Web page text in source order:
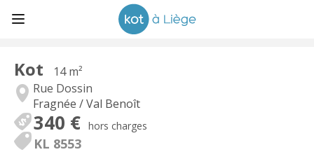
Kot
14 m²
Rue Dossin
Fragnée / Val Benoît
340 € hors charges
KL 8553